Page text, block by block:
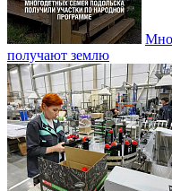
получают землю